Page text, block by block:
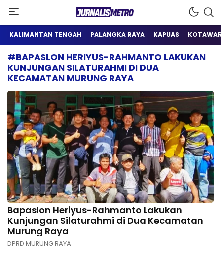
Jurnalis Metro
Satu Wadah Informasi
KALIMANTAN TENGAH PALANGKA RAYA KAPUAS
#BAPASLON HERIYUS-RAHMANTO LAKUKAN
KUNJUNGAN SILATURAHMI DI DUA
KECAMATAN MURUNG RAYA
Bapaslon Heriyus-Rahmanto Lakukan
Kunjungan Silaturahmi di Dua Kecamatan
Murung Raya
DPRD MURUNG RAYA